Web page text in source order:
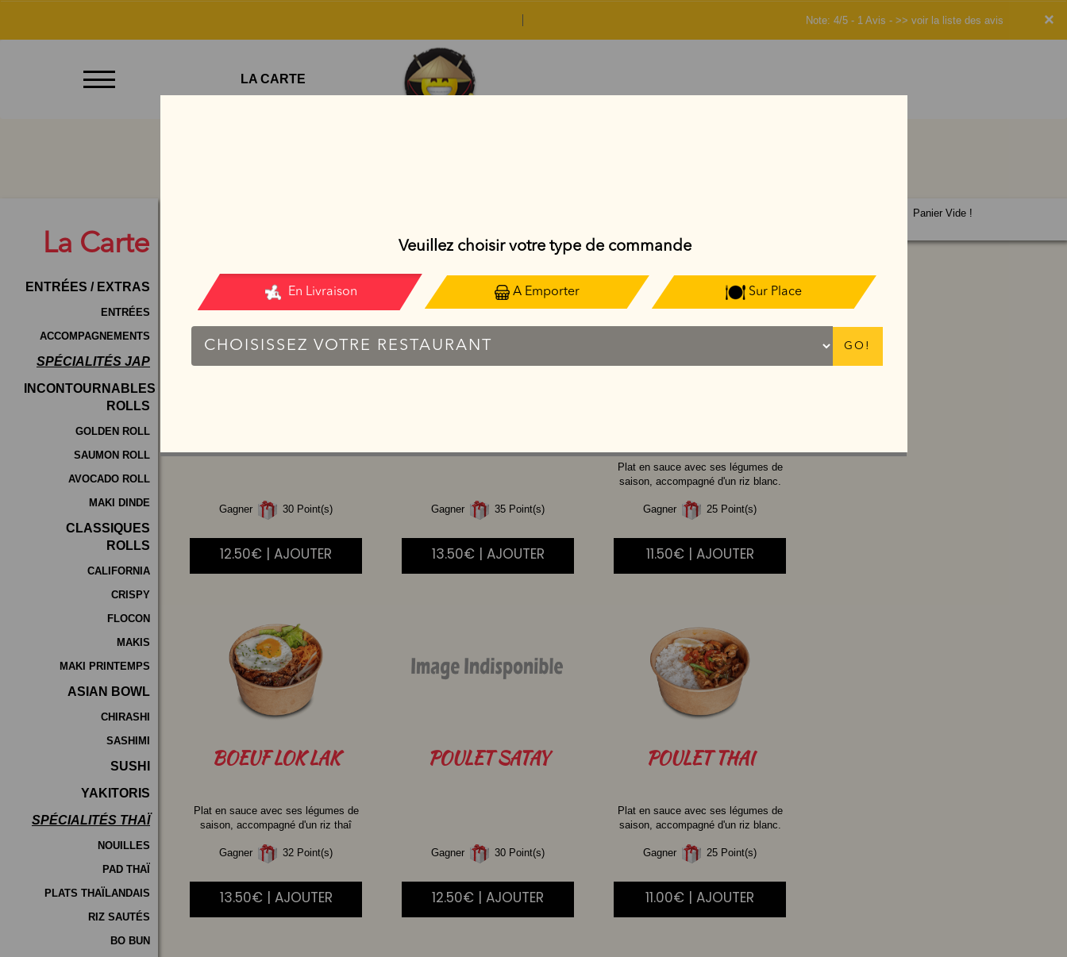
×
Note: 4/5 - 1 Avis - >> voir la liste des avis
Emporter
Contact
Mentions
Légales
Programme
De
Fidélité
Vos
Avis
de
LA CARTE
La Carte
ENTRÉES / EXTRAS
ENTRÉES
ACCOMPAGNEMENTS
SPÉCIALITÉS JAP
INCONTOURNABLES
ROLLS
GOLDEN ROLL
SAUMON ROLL
AVOCADO ROLL
MAKI DINDE
CLASSIQUES
ROLLS
CALIFORNIA
CRISPY
FLOCON
MAKIS
MAKI PRINTEMPS
ASIAN BOWL
CHIRASHI
SASHIMI
SUSHI
YAKITORIS
SPÉCIALITÉS THAÏ
NOUILLES
PAD THAÏ
PLATS THAÏLANDAIS
RIZ SAUTÉS
BO BUN
Gagner 30 Point(s)
12.50€ | AJOUTER
Gagner 35 Point(s)
13.50€ | AJOUTER
Plat en sauce avec ses légumes de
saison, accompagné d'un riz blanc.
Gagner 25 Point(s)
11.50€ | AJOUTER
BOEUFLOK LAK
Plat en sauce avec ses légumes de
saison, accompagné d'un riz thaî
Gagner 32 Point(s)
13.50€ | AJOUTER
POULETSATAY
Gagner 30 Point(s)
12.50€ | AJOUTER
POULETTHAI
Plat en sauce avec ses légumes de
saison, accompagné d'un riz blanc.
Gagner 25 Point(s)
11.00€ | AJOUTER
Panier Vide !